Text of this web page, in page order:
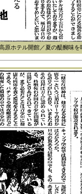
原ホテル開館／夏の醍醐味を